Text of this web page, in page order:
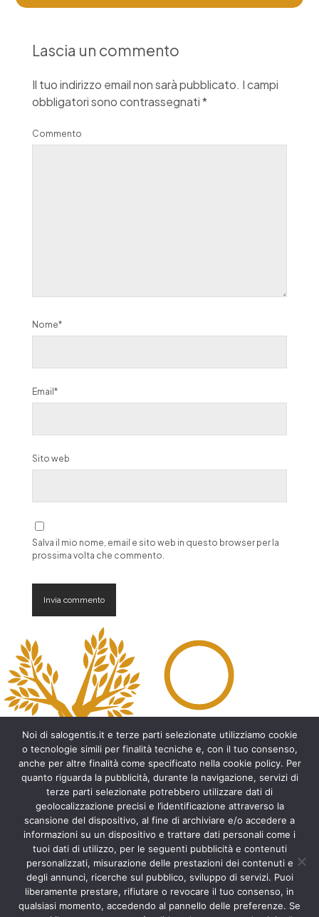
Lascia un commento
Il tuo indirizzo email non sarà pubblicato. I campi
obbligatori sono contrassegnati*
Commento
Nome*
Email*
Sito web
Salva il mio nome, email e sito web in questo browser per la
prossima volta che commento.
A
l
t
e
r
n
a
i
v
e
:
Archeologia del Salento
Cripte e ambienti rupestri del Salento
Leggende del Salento
Tradizioni e folklore del Salento
Arte del Salento
Personaggi illustri del Salento
Aneddoti e curiosità sul Salento
Libri del Salento
Noi di salogentis.it e terze parti selezionate utilizziamo cookie
o tecnologie simili per finalità tecniche e, con il tuo consenso,
anche per altre finalità come specificato nella cookie policy. Per
quanto riguarda la pubblicità, durante la navigazione, servizi di
terze parti selezionate potrebbero utilizzare dati di
geolocalizzazione precisi e l’identificazione attraverso la
scansione del dispositivo, al fine di archiviare e/o accedere a
informazioni su un dispositivo e trattare dati personali come i
tuoi dati di utilizzo, per le seguenti pubblicità e contenuti
personalizzati, misurazione delle prestazioni dei contenuti e
degli annunci, ricerche sul pubblico, sviluppo di servizi. Puoi
liberamente prestare, rifiutare o revocare il tuo consenso, in
qualsiasi momento, accedendo al pannello delle preferenze. Se